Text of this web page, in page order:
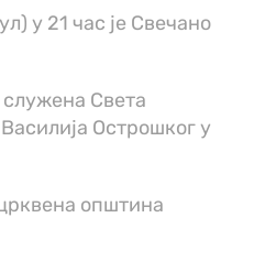
у 21 час је Свечано
Света
Острошког у
општина